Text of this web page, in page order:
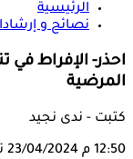
الرئيسية
نصائح و
احذر- الإفراط في
المرضية
كتبت - ندى نجيد
12:50 م 23/04/2024